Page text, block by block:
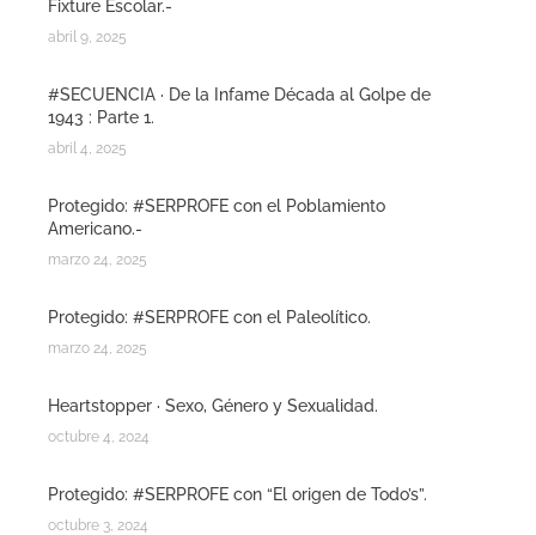
Fixture Escolar.-
abril 9, 2025
#SECUENCIA · De la Infame Década al Golpe de
1943 : Parte 1.
abril 4, 2025
Protegido: #SERPROFE con el Poblamiento
Americano.-
marzo 24, 2025
Protegido: #SERPROFE con el Paleolítico.
marzo 24, 2025
Heartstopper · Sexo, Género y Sexualidad.
octubre 4, 2024
Protegido: #SERPROFE con “El origen de Todo’s”.
octubre 3, 2024